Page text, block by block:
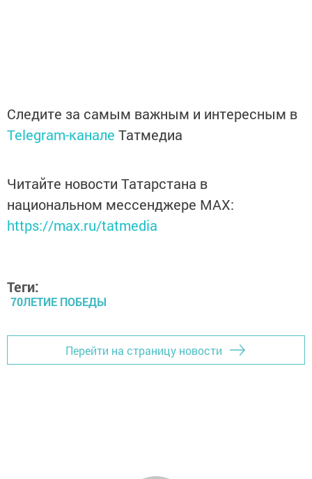
Следите за самым важным и интересным в
Telegram-канале Татмедиа
Читайте новости Татарстана в
национальном мессенджере MАХ:
https://max.ru/tatmedia
Теги:
70ЛЕТИЕ ПОБЕДЫ
Перейти на страницу новости